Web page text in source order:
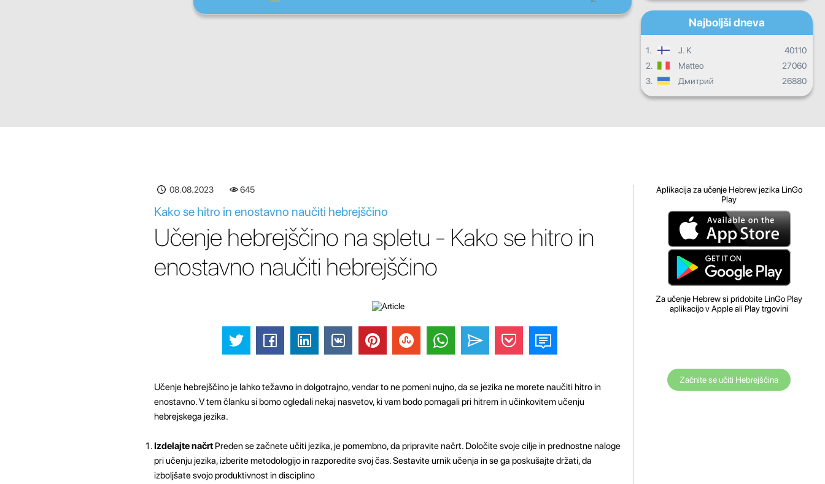
Najboljši dneva
1. J. K
40110
2.
Matteo
27060
3.
Дмитрий 26880
08.08.2023 646
Kako se hitro in enostavno naučiti hebrejščino
Učenje hebrejščino na spletu - Kako se hitro in
enostavno naučiti hebrejščino
Učenje hebrejščino je lahko težavno in dolgotrajno, vendar to ne pomeni nujno, da se jezika ne morete naučiti hitro in
enostavno. V tem članku si bomo ogledali nekaj nasvetov, ki vam bodo pomagali pri hitrem in učinkovitem učenju
hebrejskega jezika.
Izdelajte načrtPreden se začnete učiti jezika, je pomembno, da pripravite načrt. Določite svoje cilje in prednostne naloge
pri učenju jezika, izberite metodologijo in razporedite svoj čas. Sestavite urnik učenja in se ga poskušajte držati, da
izboljšate svojo produktivnost in disciplino
Aplikacija za učenje Hebrew jezika LinGo
Play
Za učenje Hebrew si pridobite LinGo Play
aplikacijo v Apple ali Play trgovini
Začnite se učiti Hebrejščina